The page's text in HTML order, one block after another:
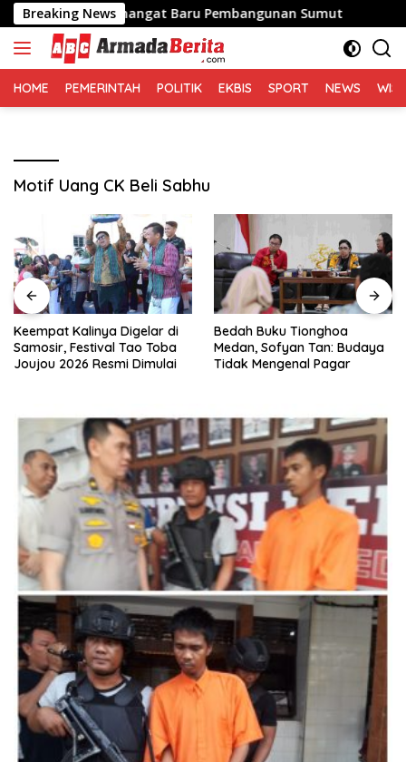
Langsung
ke
konten
Breaking News
Semangat Baru Pembangunan Sumut Keempat
HOME PEMERINTAH POLITIK EKBIS SPORT NEWS
Motif Uang CK Beli Sabhu
Keempat Kalinya Digelar di
Samosir, Festival Tao Toba
Joujou 2026 Resmi Dimulai
Bedah Buku Tionghoa
Medan, Sofyan Tan: Budaya
Tidak Mengenal Pagar